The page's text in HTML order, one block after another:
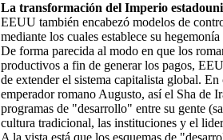
La transformación del Imperio
EEUU también encabezó modelos de
mediante los cuales establece su
De forma parecida al modo en que los
productivos a fin de generar los pagos,
de extender el sistema capitalista global.
emperador romano Augusto, así el Sha de
programas de "desarrollo" entre su gente
cultura tradicional, las instituciones y el
A la vista está que los esquemas de